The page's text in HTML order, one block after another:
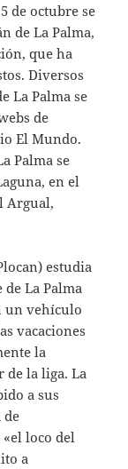
de octubre se
de La Palma,
que ha
Diversos
La Palma se
de
El Mundo.
Palma se
en el
Argual,
estudia
de La Palma
un vehículo
vacaciones
la
de la liga. La
a sus
de
loco del
a